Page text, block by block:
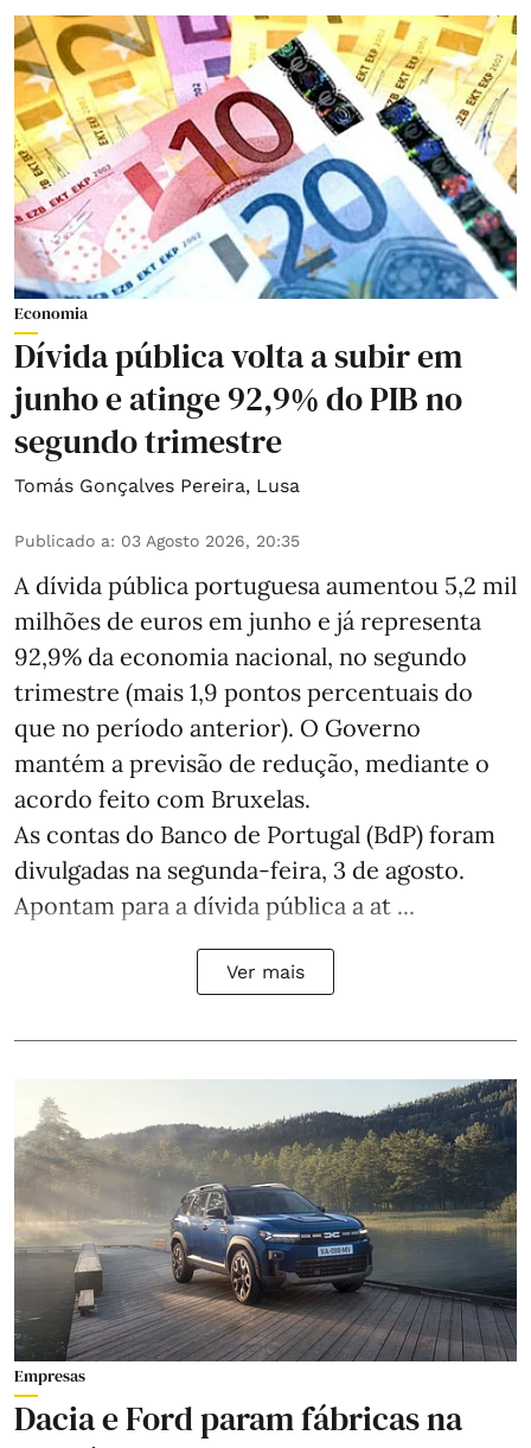
Economia
Dívida pública volta a subir em
junho e atinge 92,9% do PIB no
segundo trimestre
Tomás Gonçalves Pereira, Lusa
Publicado a: 03 Agosto 2026, 20:35
A dívida pública portuguesa aumentou 5,2 mil
milhões de euros em junho e já representa
92,9% da economia nacional, no segundo
trimestre (mais 1,9 pontos percentuais do
que no período anterior). O Governo
mantém a previsão de redução, mediante o
acordo feito com Bruxelas.
As contas do Banco de Portugal (BdP) foram
divulgadas na segunda-feira, 3 de agosto.
Apontam para a dívida pública a at ...
Ver mais
Empresas
Dacia e Ford param fábricas na